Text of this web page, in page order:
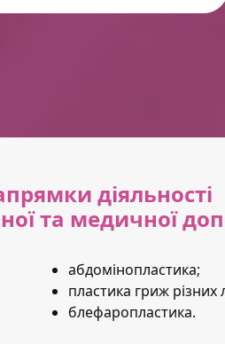
діяльності
та медичної
абдомінопластика;
пластика гриж різних
блефаропластика.